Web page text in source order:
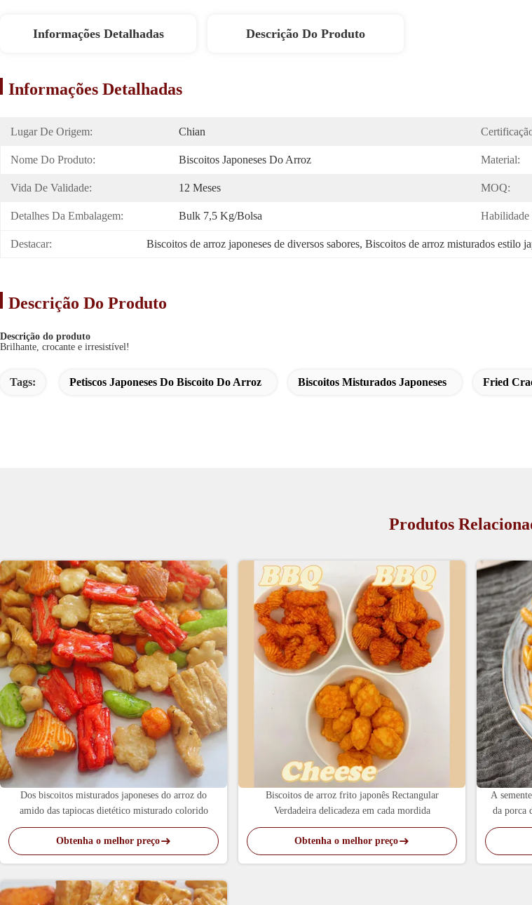
Informações Detalhadas Descrição Do Produto
Informações Detalhadas
Lugar De Origem: Chian
Nome Do Produto: Biscoitos Japoneses Do Arroz Material:
Vida De Validade: 12 Meses MOQ:
Detalhes Da Embalagem: Bulk 7,5 Kg/bolsa Habilidade
Destacar: Biscoitos de arroz japoneses de diversos sabores, Biscoitos de arroz misturados estilo
Descrição Do Produto
Descrição do produto
Brilhante, crocante e irresistível!
Tags: Petiscos Japoneses Do Biscoito Do Arroz Biscoitos Misturados Japoneses Fried
Produtos
Dos biscoitos misturados japoneses do arroz do
amido das tapiocas dietético misturado colorido
Obtenha o melhor preço
Biscoitos de arroz frito japonês Rectangular
Verdadeira delicadeza em cada mordida
Obtenha o melhor preço
A
da porca